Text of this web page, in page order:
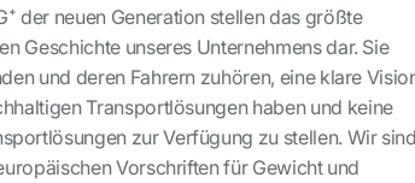
der neuen Generation stellen das größte
Geschichte unseres Unternehmens dar. Sie
und deren Fahrern zuhören, eine klare
Transportlösungen haben und keine
zur Verfügung zu stellen. Wir sind
Vorschriften für Gewicht und